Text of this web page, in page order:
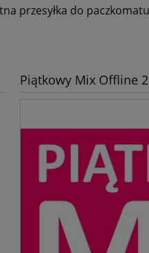
przesyłka do
Piątkowy Mix Offline